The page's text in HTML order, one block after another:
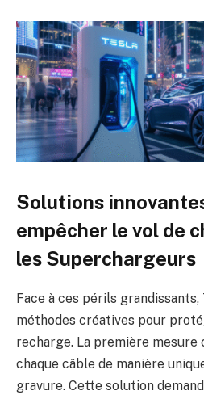
Solutions
empêcher le vol de
les Superchargeurs
Face à ces périls grandissants,
méthodes créatives pour
recharge. La première
chaque câble de manière
gravure. Cette solution